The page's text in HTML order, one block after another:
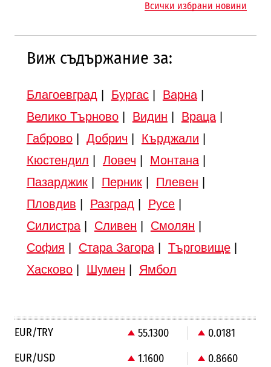
Всички избрани новини
Виж съдържание за:
Благоевград Бургас| Варна|
Велико Търново| Видин Враца|
Габрово| Добрич Кърджали
Кюстендил
Ловеч Монтана|
Пазарджик| Перник| Плевен
Пловдив
Разград Русе|
Силистра| Сливен Смолян
София
Стара Загора| Търговище|
Хасково| Шумен Ямбол
EUR/TRY 55.1300
0.0181
EUR/USD
1.1600 0.8660